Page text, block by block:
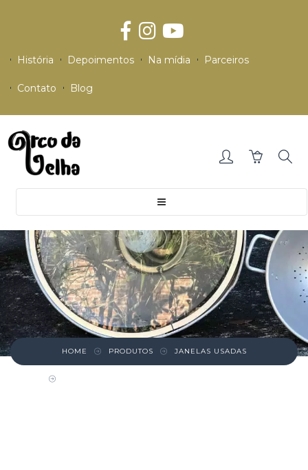
História Depoimentos Na mídia Parceiros
Contato Blog
HOME PRODUTOS JANELAS USADAS